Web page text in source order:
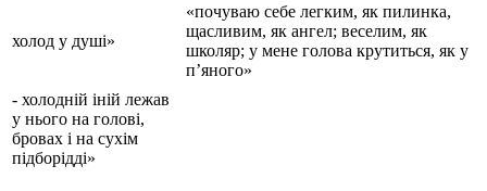
«почуваю себе легким, як пилинка,
щасливим, як ангел; веселим, як
школяр; у мене голова крутиться, як у
п’яного»
холод у душі»
- холодній іній лежав
у нього на голові,
бровах і на сухім
підборідді»